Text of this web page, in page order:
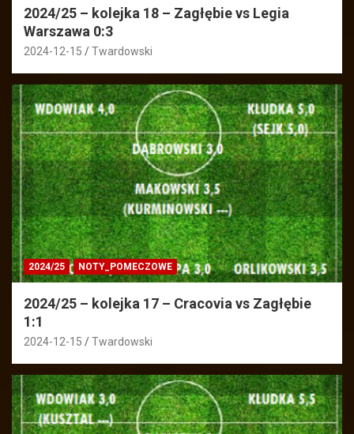
2024/25 – kolejka 18 – Zagłębie vs Legia
Warszawa 0:3
2024-12-15 Twardowski
2024/25 NOTY_POMECZOWE
2024/25 – kolejka 17 – Cracovia vs Zagłębie
1:1
2024-12-15 Twardowski